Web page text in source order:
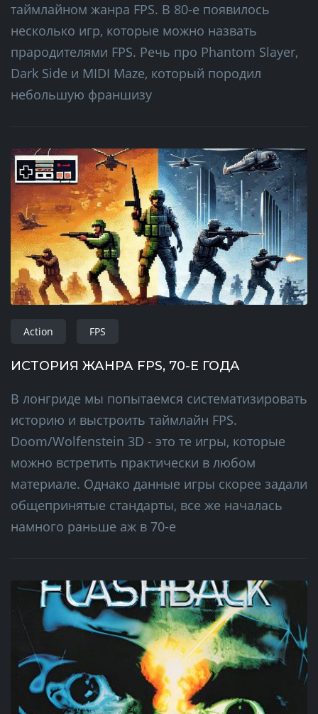
таймлайном жанра FPS. В 80-е появилось
несколько игр, которые можно назвать
прародителями FPS. Речь про Phantom Slayer,
Dark Side и MIDI Maze, который породил
небольшую франшизу
Action FPS
ИСТОРИЯ ЖАНРА FPS, 70-Е ГОДА
В лонгриде мы попытаемся систематизировать
историю и выстроить таймлайн FPS.
Doom/Wolfenstein 3D - это те игры, которые
можно встретить практически в любом
материале. Однако данные игры скорее задали
общепринятые стандарты, все же началась
намного раньше аж в 70-е